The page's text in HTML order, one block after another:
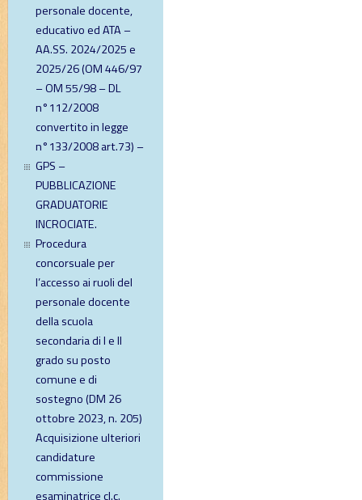
personale docente,
educativo ed ATA –
AA.SS. 2024/2025 e
2025/26 (OM 446/97
– OM 55/98 – DL
n°112/2008
convertito in legge
n°133/2008 art.73) –
GPS –
PUBBLICAZIONE
GRADUATORIE
INCROCIATE.
Procedura
concorsuale per
l’accesso ai ruoli del
personale docente
della scuola
secondaria di I e II
grado su posto
comune e di
sostegno (DM 26
ottobre 2023, n. 205)
Acquisizione ulteriori
candidature
commissione
esaminatrice cl.c.